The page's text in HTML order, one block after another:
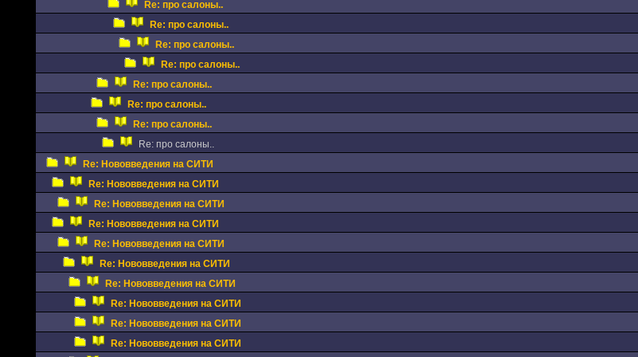
Re: про салоны..
Re: про салоны..
Re: про салоны..
Re: про салоны..
Re: про салоны..
Re: про салоны..
Re: про салоны..
Re: про салоны..
Re: Нововведения на СИТИ
Re: Нововведения на СИТИ
Re: Нововведения на СИТИ
Re: Нововведения на СИТИ
Re: Нововведения на СИТИ
Re: Нововведения на СИТИ
Re: Нововведения на СИТИ
Re: Нововведения на СИТИ
Re: Нововведения на СИТИ
Re: Нововведения на СИТИ